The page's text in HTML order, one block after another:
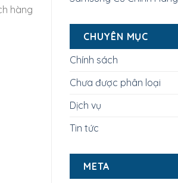
hàng
CHUYÊN MỤC
Chính sách
Chưa được phân loại
Dịch vụ
Tin tức
META